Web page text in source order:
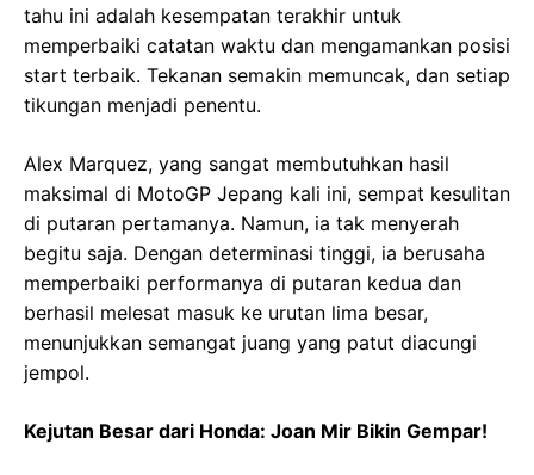
tahu ini adalah kesempatan terakhir untuk
memperbaiki catatan waktu dan mengamankan posisi
start terbaik. Tekanan semakin memuncak, dan setiap
tikungan menjadi penentu.
Alex Marquez, yang sangat membutuhkan hasil
maksimal di MotoGP Jepang kali ini, sempat kesulitan
di putaran pertamanya. Namun, ia tak menyerah
begitu saja. Dengan determinasi tinggi, ia berusaha
memperbaiki performanya di putaran kedua dan
berhasil melesat masuk ke urutan lima besar,
menunjukkan semangat juang yang patut diacungi
jempol.
Kejutan Besar dari Honda: Joan Mir Bikin Gempar!